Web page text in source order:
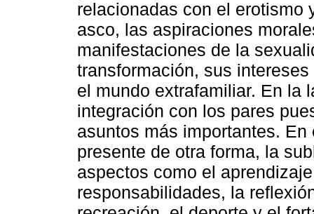
relacionadas con el erotismo
asco, las aspiraciones
manifestaciones de la
transformación, sus
el mundo extrafamiliar. En la
integración con los pares
asuntos más importantes.
presente de otra forma, la
aspectos como el
responsabilidades, la